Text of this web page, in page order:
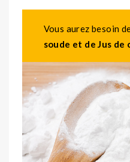
Vous aurez besoin
soude et de Jus de